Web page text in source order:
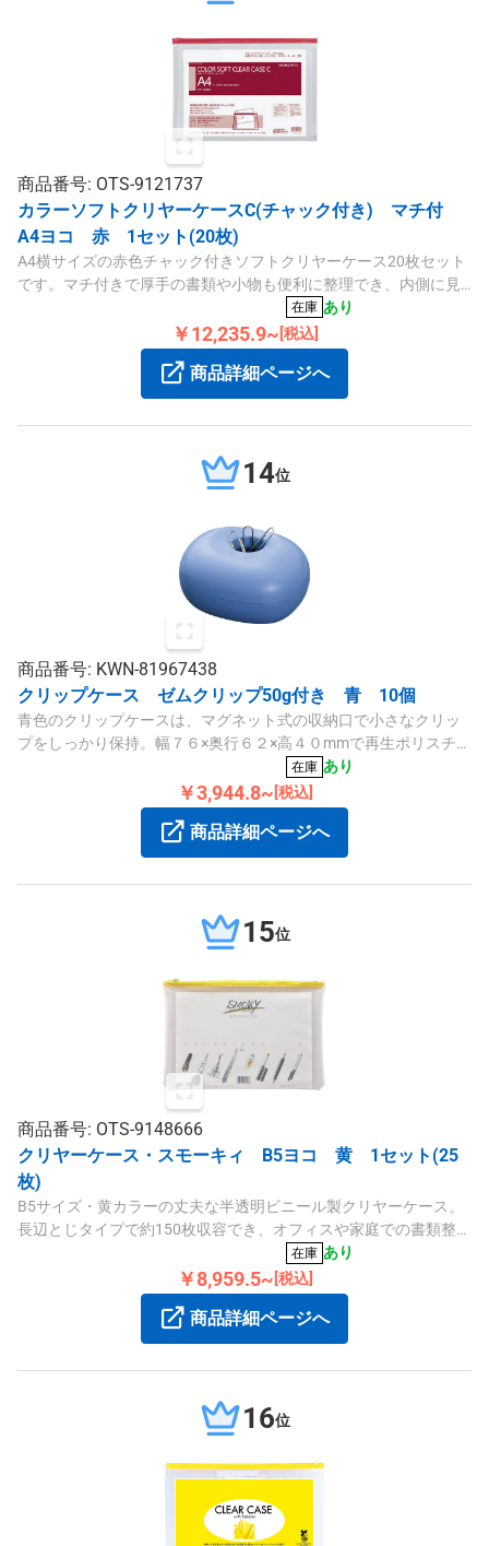
商品番号: OTS-9121737
カラーソフトクリヤーケースC(チャック付き) マチ付
A4ヨコ 赤 1セット(20枚)
A4横サイズの赤色チャック付きソフトクリヤーケース20枚セット
です。マチ付きで厚手の書類や小物も便利に整理でき、内側に見
出しポケット付きで書類管理が容易です。
在庫 あり
￥12,235.9~[税込]
商品詳細ページへ
14位
商品番号: KWN-81967438
クリップケース ゼムクリップ50g付き 青 10個
青色のクリップケースは、マグネット式の収納口で小さなクリッ
プをしっかり保持。幅７６×奥行６２×高４０mmで再生ポリスチレ
ン製、ゼムクリップ約１２0個付きのセットです。
在庫 あり
￥3,944.8~ [税込]
商品詳細ページへ
15位
商品番号: OTS-9148666
クリヤーケース・スモーキィ B5ヨコ 黄 1セット(25
枚)
B5サイズ・黄カラーの丈夫な半透明ビニール製クリヤーケース。
長辺とじタイプで約150枚収容でき、オフィスや家庭での書類整理
在庫 あり
￥8,959.5~ [税込]
商品詳細ページへ
16位